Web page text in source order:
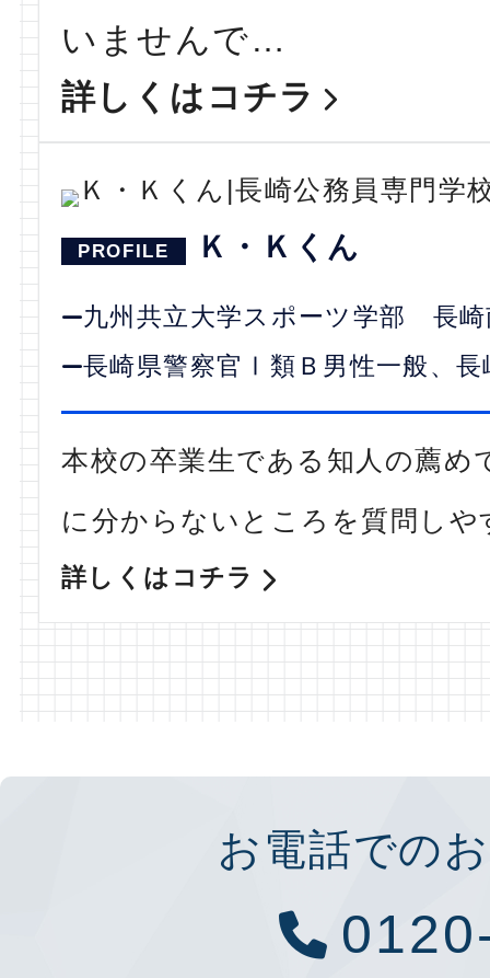
いませんで…
詳しくはコチラ
Ｋ・Ｋくん
九州共立大学スポーツ学部 長崎
長崎県警察官Ⅰ類Ｂ男性一般、長
本校の卒業生である知人の薦め
に分からないところを質問し
詳しくはコチラ
お電話での